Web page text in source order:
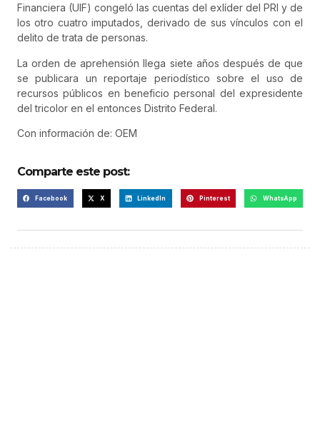
Financiera (UIF) congeló las cuentas del exlíder del PRI y de
los otro cuatro imputados, derivado de sus vínculos con el
delito de trata de personas.
La orden de aprehensión llega siete años después de que
se publicara un reportaje periodístico sobre el uso de
recursos públicos en beneficio personal del expresidente
del tricolor en el entonces Distrito Federal.
Con información de: OEM
Comparte este post:
Facebook X LinkedIn Pinterest WhatsApp